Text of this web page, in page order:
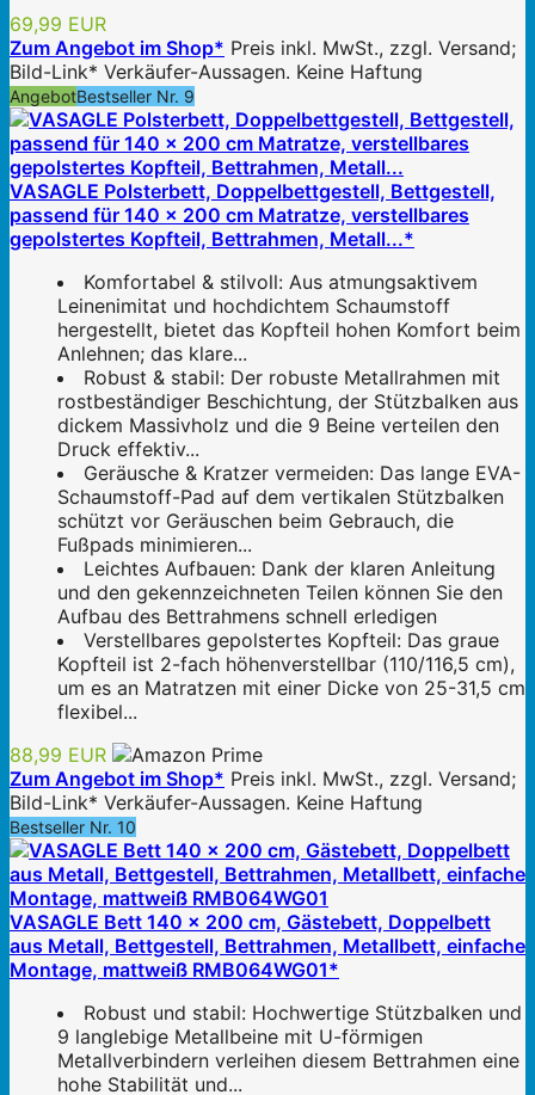
69,99 EUR
Zum Angebot im Shop* Preis inkl. MwSt., zzgl. Versand;
Bild-Link* Verkäufer-Aussagen. Keine Haftung
AngebotBestseller Nr. 9
VASAGLE Polsterbett, Doppelbettgestell, Bettgestell,
passend für 140 x 200 cm Matratze, verstellbares
gepolstertes Kopfteil, Bettrahmen, Metall...*
Komfortabel & stilvoll: Aus atmungsaktivem
Leinenimitat und hochdichtem Schaumstoff
hergestellt, bietet das Kopfteil hohen Komfort beim
Anlehnen; das klare...
Robust & stabil: Der robuste Metallrahmen mit
rostbeständiger Beschichtung, der Stützbalken aus
dickem Massivholz und die 9 Beine verteilen den
Druck effektiv...
Geräusche & Kratzer vermeiden: Das lange EVA-
Schaumstoff-Pad auf dem vertikalen Stützbalken
schützt vor Geräuschen beim Gebrauch, die
Fußpads minimieren...
Leichtes Aufbauen: Dank der klaren Anleitung
und den gekennzeichneten Teilen können Sie den
Aufbau des Bettrahmens schnell erledigen
Verstellbares gepolstertes Kopfteil: Das graue
Kopfteil ist 2-fach höhenverstellbar (110/116,5 cm),
um es an Matratzen mit einer Dicke von 25-31,5 cm
flexibel...
88,99 EUR
Zum Angebot im Shop* Preis inkl. MwSt., zzgl. Versand;
Bild-Link* Verkäufer-Aussagen. Keine Haftung
Bestseller Nr. 10
VASAGLE Bett 140 x 200 cm, Gästebett, Doppelbett
aus Metall, Bettgestell, Bettrahmen, Metallbett, einfache
Montage, mattweiß RMB064WG01*
Robust und stabil: Hochwertige Stützbalken und
9 langlebige Metallbeine mit U-förmigen
Metallverbindern verleihen diesem Bettrahmen eine
hohe Stabilität und...